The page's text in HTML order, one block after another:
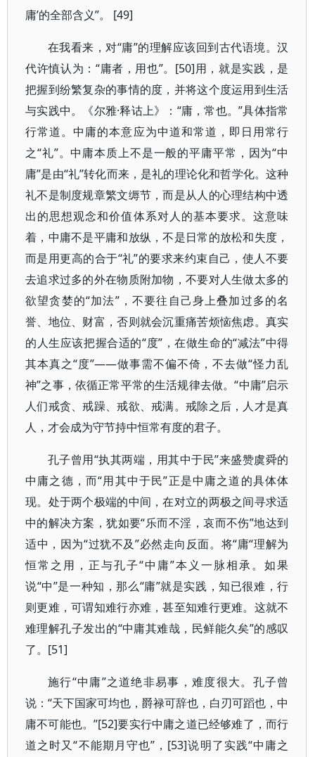
庸’的全部含义”。 [49]
在我看来，对“庸”的理解应该回到古代语境。汉
代许慎认为：“庸者，用也”。[50]用，就是实践，是
把握到纷繁复杂的事情的度，并将这个度运用到生活
与实践中。《尔雅·释诂上》：“庸，常也。”具体指常
行常道。中庸的本意应为中道和常道，即日用常行
之“礼”。中庸本质上不是一般的平庸平常，因为“中
庸”是由“礼”转化而来，是礼的理论化和哲学化。这种
礼不是制度规章繁文缛节，而是从人的心理结构中透
出的思想观念和价值体系对人的基本要求。这意味
着，中庸不是平庸和放纵，不是日常的放松和失度，
而是用更高的合于“礼”的要求来约束自己，使人不要
去追求过多的外在物质附加物，不要对人生做太多的
欲望贪婪的“加法”，不要往自己身上叠加过多的名
誉、地位、财富，否则就会沉重痛苦烦恼焦虑。真实
的人生应该把握合适的“度”，在做生命的“减法”中得
其本真之“度”——做事需不偏不倚，不去做“怪力乱
神”之事，依循正常平常的生活规律去做。“中庸”启示
人们戒贪、戒躁、戒欲、戒满。戒除之后，人才是真
人，才会成为守节持中恒常有度的君子。
孔子曾用“执其两端，用其中于民”来盛赞虞舜的
中庸之德，而“用其中于民”正是中庸之道的具体体
现。处于两个极端的中间，在对立的两极之间寻求适
中的解决方案，犹如要“乐而不淫，哀而不伤”地达到
适中，因为“过犹不及”必然走向反面。将“庸“理解为
恒常之用，正与孔子“中庸”本义一脉相承。如果
说“中”是一种知，那么“庸”就是实践，知已很难，行
则更难，可谓知难行亦难，甚至知难行更难。这就不
难理解孔子发出的“中庸其难哉，民鲜能久矣”的感叹
了。[51]
施行“中庸”之道绝非易事，难度很大。孔子曾
说：“天下国家可均也，爵禄可辞也，白刃可蹈也，中
庸不可能也。”[52]要实行中庸之道已经够难了，而行
道之时又“不能期月守也”，[53]说明了实践“中庸之